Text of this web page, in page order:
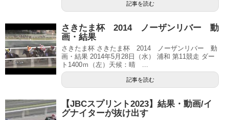
記事を読む
さきたま杯 2014 ノーザンリバー 動
画・結果
さきたま杯 さきたま杯 2014 ノーザンリバー 動
画・結果 2014年5月28日（水） 浦和 第11競走 ダー
ト1400ｍ（左）天候：晴 ...
記事を読む
【JBCスプリント2023】結果・動画/イ
グナイターが抜け出す